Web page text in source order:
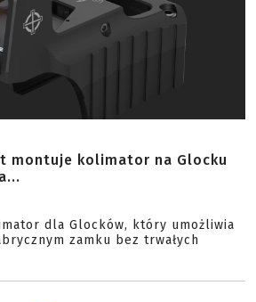
montuje kolimator na Glocku
dla Glocków, który umożliwia
zamku bez trwałych